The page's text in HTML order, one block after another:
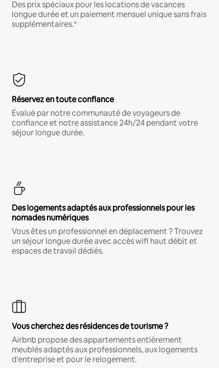
Des prix spéciaux pour les locations de vacances
longue durée et un paiement mensuel unique sans frais
supplémentaires.*
Réservez en toute confiance
Évalué par notre communauté de voyageurs de
confiance et notre assistance 24h/24 pendant votre
séjour longue durée.
Des logements adaptés aux professionnels pour les
nomades numériques
Vous êtes un professionnel en déplacement ? Trouvez
un séjour longue durée avec accès wifi haut débit et
espaces de travail dédiés.
Vous cherchez des résidences de tourisme ?
Airbnb propose des appartements entièrement
meublés adaptés aux professionnels, aux logements
d'entreprise et pour le relogement.